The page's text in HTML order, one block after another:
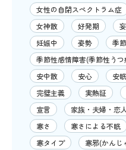
女性の自閉スペクトラム症
女神散
好発期
妊娠中
姿勢 季
季節性感情障害(季節性うつ
安中散
安心 安
完璧主義
実熱証
宣言
家族・夫婦・恋人
寒さ
寒さによる不眠
寒タイプ
寒邪(かんじ